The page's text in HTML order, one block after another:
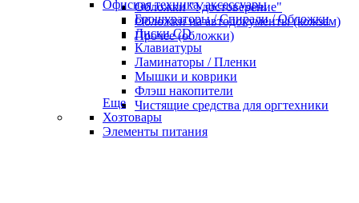
Обложки "Удостоверение"
Обложки на автодокументы (кожзам)
Прочее (обложки)
Офисная техника, аксессуары
Брошураторы / Спирали / Обложки
Диски CD
Клавиатуры
Ламинаторы / Пленки
Мышки и коврики
Флэш накопители
Чистящие средства для оргтехники
Еще
Хозтовары
Элементы питания